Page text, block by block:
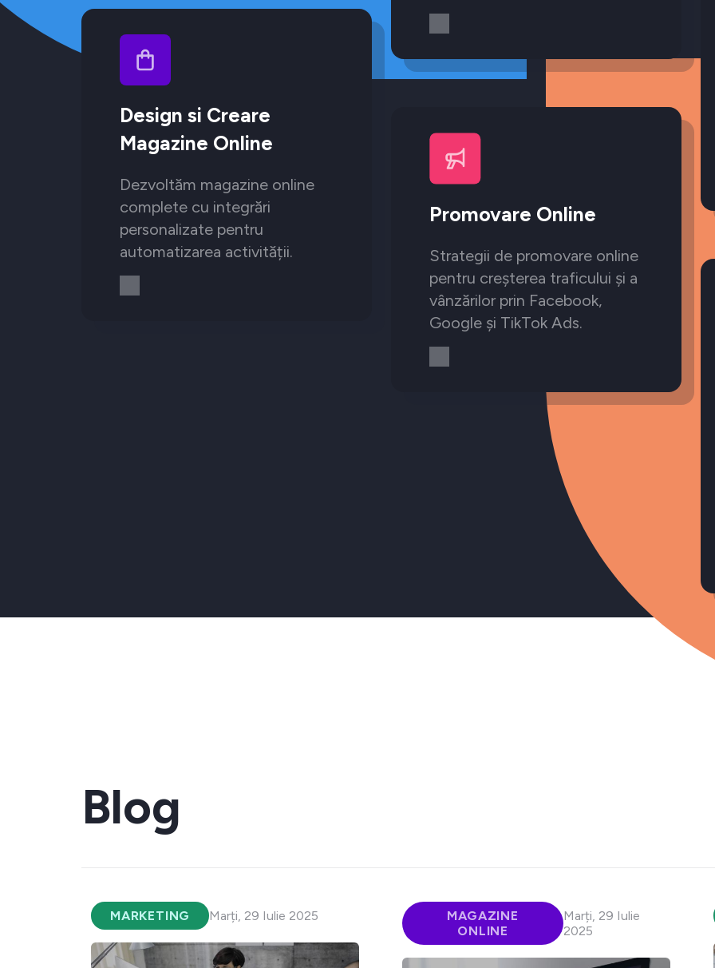
Design si Creare
Magazine Online
Dezvoltăm magazine online
complete cu integrări
personalizate pentru
automatizarea activității.
Promovare Online
Strategii de promovare online
pentru creșterea traficului și a
vânzărilor prin Facebook,
Google și TikTok Ads.
Blog
MARKETING Marți, 29 Iulie 2025
MAGAZINE
ONLINE
Marți, 29 Iulie
2025